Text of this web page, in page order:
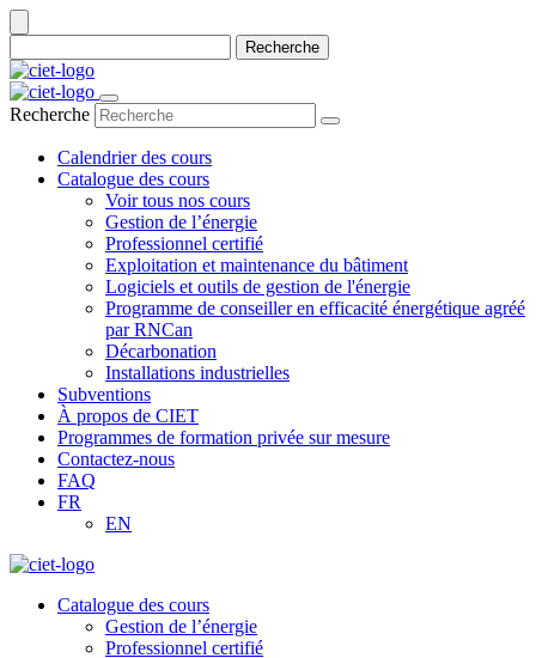
Recherche
Recherche
Calendrier des cours
Catalogue des cours
Voir tous nos cours
Gestion de l’énergie
Professionnel certifié
Exploitation et maintenance du bâtiment
Logiciels et outils de gestion de l'énergie
Programme de conseiller en efficacité énergétique agréé
par RNCan
Décarbonation
Installations industrielles
Subventions
À propos de CIET
Programmes de formation privée sur mesure
Contactez-nous
FAQ
FR
EN
Catalogue des cours
Gestion de l’énergie
Professionnel certifié